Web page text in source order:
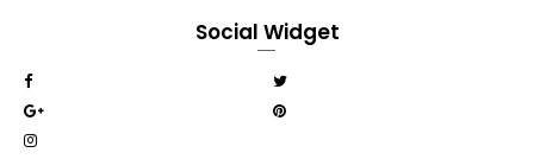
Social Widget